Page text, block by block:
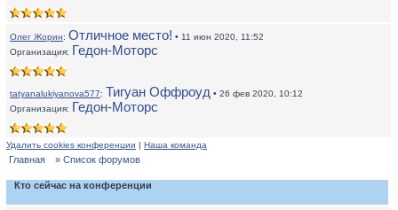
Олег Жорин: Отличное место! • 11 июн 2020, 11:52
Организация: Гедон-Моторс
tatyanalukiyanova577: Тигуан Оффроуд • 26 фев 2020, 10:12
Организация: Гедон-Моторс
Удалить cookies конференции | Наша команда
Главная » Список форумов
Кто сейчас на конференции